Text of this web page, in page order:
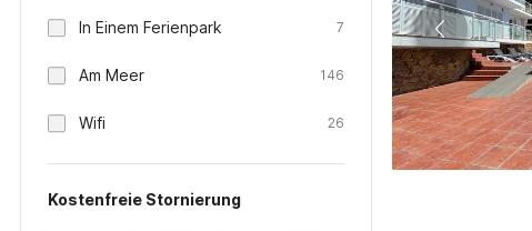
In Einem Ferienpark 7
Am Meer 146
Wifi 26
Kostenfreie Stornierung